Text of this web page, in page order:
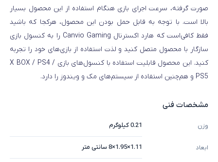
صورت گرفته، سرعت اجرای بازی هنگام استفاده از این محصول بسیار
بالا است. با توجه به قابل حمل بودن این محصول، هرکجا که باشید
فقط کافی‌است که هارد اکسترنال Canvio Gaming را به کنسول بازی
سازگار با محصول متصل کنید و لذت استفاده از بازی‌های خود را تجربه
کنید. این محصول قابلیت استفاده با کنسول‌های بازی X BOX / PS4 /
PS5 و هم‌چنین استفاده از سیستم‌های مک و ویندوز را دارد.
مشخصات فنی
وزن 0.21 کیلوگرم
ابعاد 1.11×1.95×8 سانتی متر